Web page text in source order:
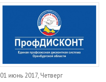
01 июнь 2017, Четверг